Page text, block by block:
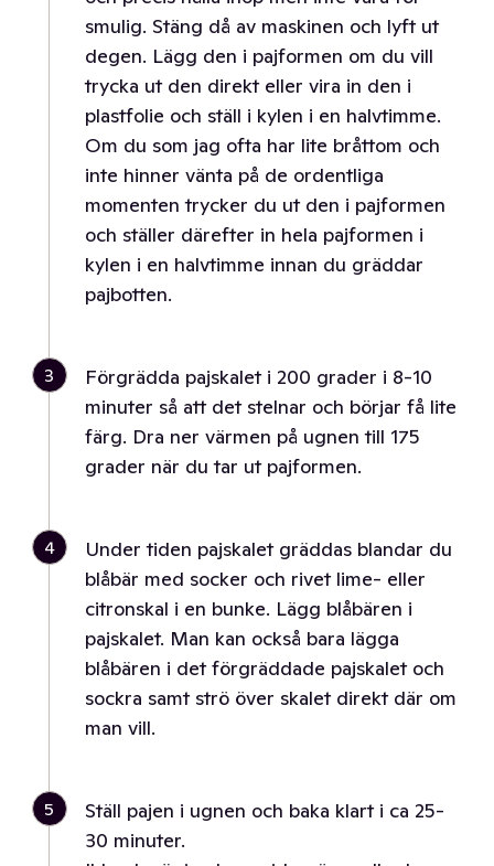
smulig. Stäng då av maskinen och lyft ut
degen. Lägg den i pajformen om du vill
trycka ut den direkt eller vira in den i
plastfolie och ställ i kylen i en halvtimme.
Om du som jag ofta har lite bråttom och
inte hinner vänta på de ordentliga
momenten trycker du ut den i pajformen
och ställer därefter in hela pajformen i
kylen i en halvtimme innan du gräddar
pajbotten.
3
Förgrädda pajskalet i 200 grader i 8-10
minuter så att det stelnar och börjar få lite
färg. Dra ner värmen på ugnen till 175
grader när du tar ut pajformen.
4
Under tiden pajskalet gräddas blandar du
blåbär med socker och rivet lime- eller
citronskal i en bunke. Lägg blåbären i
pajskalet. Man kan också bara lägga
blåbären i det förgräddade pajskalet och
sockra samt strö över skalet direkt där om
man vill.
5
Ställ pajen i ugnen och baka klart i ca 25-
30 minuter.